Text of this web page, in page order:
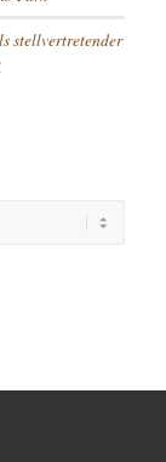
stellvertretender